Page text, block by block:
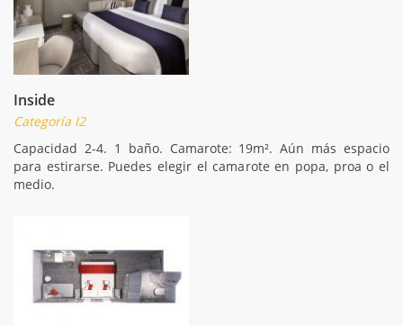
Inside
Categoría I2
Capacidad 2-4. 1 baño. Camarote: 19m². Aún más espacio
para estirarse. Puedes elegir el camarote en popa, proa o el
medio.